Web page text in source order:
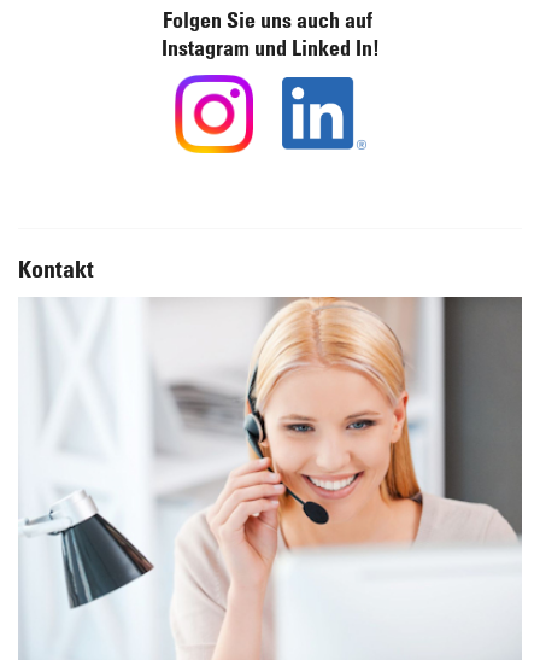
Folgen Sie uns auch auf
Instagram und Linked In!
Kontakt